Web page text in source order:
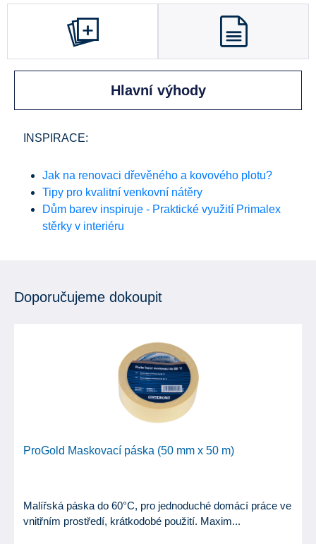
Hlavní výhody
INSPIRACE:
Jak na renovaci dřevěného a kovového plotu?
Tipy pro kvalitní venkovní nátěry
Dům barev inspiruje - Praktické využití Primalex
stěrky v interiéru
Doporučujeme dokoupit
ProGold Maskovací páska (50 mm x 50 m)
Malířská páska do 60°C, pro jednoduché domácí práce ve
vnitřním prostředí, krátkodobé použití. Maxim...